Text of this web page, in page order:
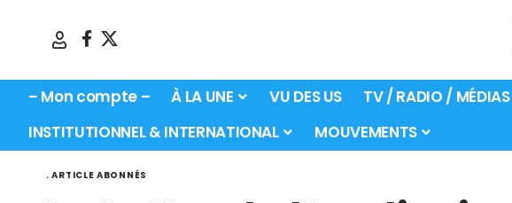
– Mon compte – À LA UNE VU DES US TV / RADIO / MÉDIAS
INSTITUTIONNEL & INTERNATIONAL
MOUVEMENTS
. ARTICLE ABONNÉS